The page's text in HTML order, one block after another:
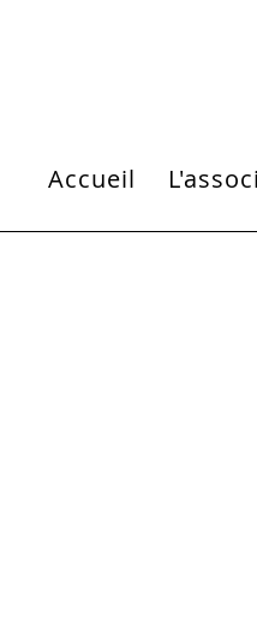
Accueil